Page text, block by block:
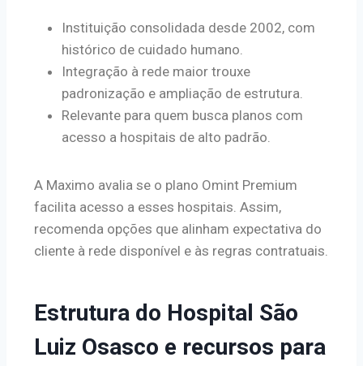
Instituição consolidada desde 2002, com
histórico de cuidado humano.
Integração à rede maior trouxe
padronização e ampliação de estrutura.
Relevante para quem busca planos com
acesso a hospitais de alto padrão.
A Maximo avalia se o plano Omint Premium
facilita acesso a esses hospitais. Assim,
recomenda opções que alinham expectativa do
cliente à rede disponível e às regras contratuais.
Estrutura do Hospital São
Luiz Osasco e recursos para